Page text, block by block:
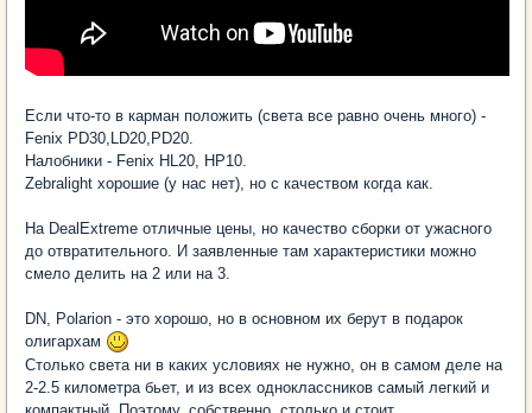
Если что-то в карман положить (света все равно очень много) -
Fenix PD30,LD20,PD20.
Налобники - Fenix HL20, HP10.
Zebralight хорошие (у нас нет), но с качеством когда как.
На DealExtreme отличные цены, но качество сборки от ужасного
до отвратительного. И заявленные там характеристики можно
смело делить на 2 или на 3.
DN, Polarion - это хорошо, но в основном их берут в подарок
олигархам
Столько света ни в каких условиях не нужно, он в самом деле на
2-2.5 километра бьет, и из всех одноклассников самый легкий и